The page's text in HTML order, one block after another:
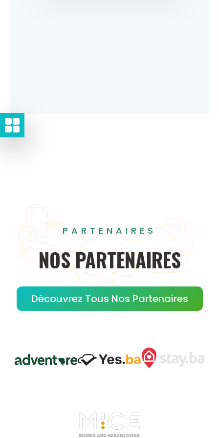
PARTENAIRES
NOS PARTENAIRES
Découvrez Tous Nos Partenaires